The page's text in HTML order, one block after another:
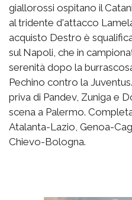
giallorossi ospitano il
al tridente d'attacco
acquisto Destro è
sul Napoli, che in
serenità dopo la
Pechino contro la
priva di Pandev, Zuniga e
scena a Palermo.
Atalanta-Lazio, Genoa-
Chievo-Bologna.